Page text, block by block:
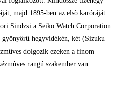
majd 1895-ben az elsõ karóráját.
Sindzsi a Seiko Watch Corporation
gyönyörû hegyvidékén, két (Sizuku
dolgozik ezeken a finom
rangú szakember van.